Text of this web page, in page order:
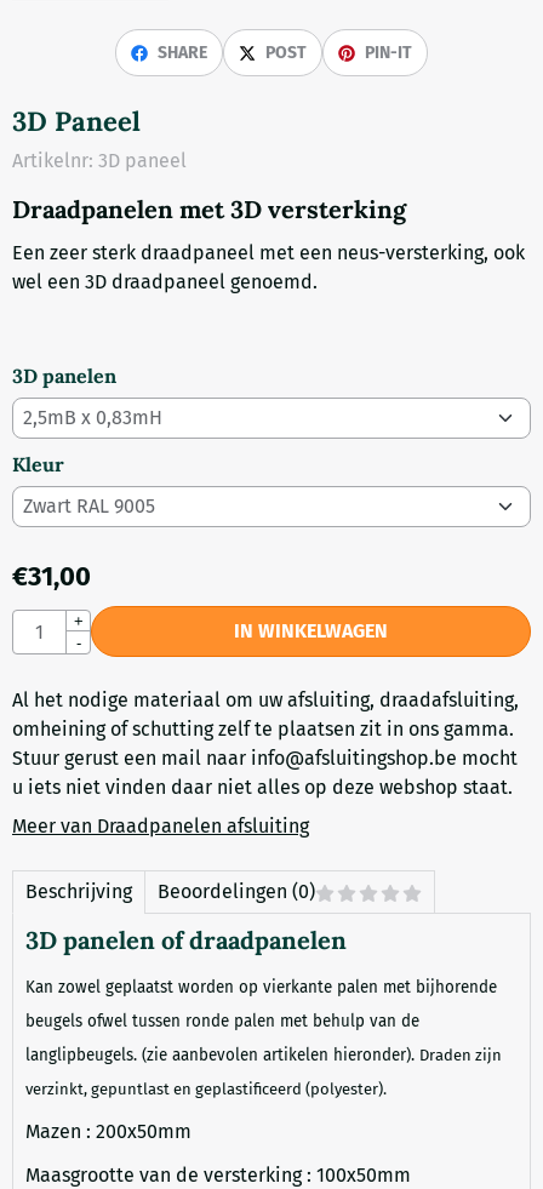
SHARE POST PIN-IT
3D Paneel
Artikelnr: 3D paneel
Draadpanelen met 3D versterking
Een zeer sterk draadpaneel met een neus-versterking, ook
wel een 3D draadpaneel genoemd.
3D panelen
Kleur
€31,00
Aantal
+
-
IN WINKELWAGEN
Al het nodige materiaal om uw afsluiting, draadafsluiting,
omheining of schutting zelf te plaatsen zit in ons gamma.
Stuur gerust een mail naar info@afsluitingshop.be mocht
u iets niet vinden daar niet alles op deze webshop staat.
Meer van Draadpanelen afsluiting
Beschrijving Beoordelingen (0)
3D panelen of draadpanelen
Kan zowel geplaatst worden op vierkante palen met bijhorende
beugels ofwel tussen ronde palen met behulp van de
langlipbeugels. (zie aanbevolen artikelen hieronder). Draden zijn
verzinkt, gepuntlast en geplastificeerd (polyester).
Mazen : 200x50mm
Maasgrootte van de versterking : 100x50mm